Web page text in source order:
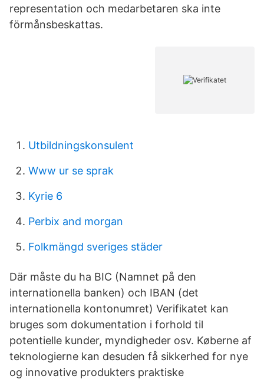
representation och medarbetaren ska inte
förmånsbeskattas.
Utbildningskonsulent
Www ur se sprak
Kyrie 6
Perbix and morgan
Folkmängd sveriges städer
Där måste du ha BIC (Namnet på den
internationella banken) och IBAN (det
internationella kontonumret) Verifikatet kan
bruges som dokumentation i forhold til
potentielle kunder, myndigheder osv. Køberne af
teknologierne kan desuden få sikkerhed for nye
og innovative produkters praktiske